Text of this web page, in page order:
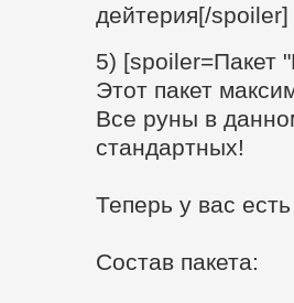
дейтерия[/spoiler]
5) [spoiler=Пакет
Этот пакет
Все руны в
стандартных!
Теперь у вас
Состав пакета: